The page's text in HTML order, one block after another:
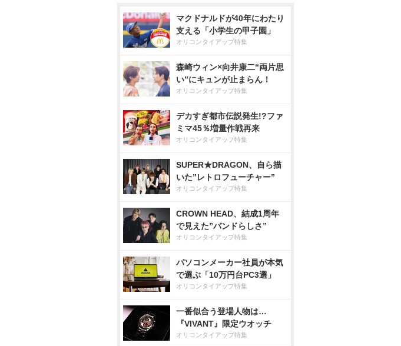
マクドナルドが40年にわたり
支える「小学生の甲子園」
オリコンタイアップ特集
森崎ウィン×向井康二“両片思
い”にキュンが止まらん！
オリコンタイアップ特集
デカすぎ都市伝説発生!?ファ
ミマ45％増量作戦再来
オリコンタイアップ特集
SUPER★DRAGON、自ら描
いた”レトロフューチャー”
オリコンタイアップ特集
CROWN HEAD、結成1周年
で見えた”バンドらしさ”
オリコンタイアップ特集
パソコンメーカー社員が本気
で選ぶ「10万円台PC3選」
オリコンタイアップ特集
一番似合う登場人物は…
『VIVANT』限定ウオッチ
オリコンタイアップ特集